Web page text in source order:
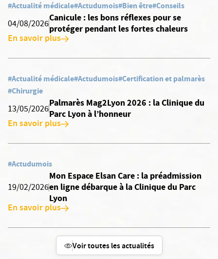
#Actualité médicale#Actudumois#Bien être#Conseils
04/08/2026
Canicule : les bons réflexes pour se
protéger pendant les fortes chaleurs
En savoir plus
#Actualité médicale#Actudumois#Certification et palmarès
#Chirurgie
13/05/2026
Palmarès Mag2Lyon 2026 : la Clinique du
Parc Lyon à l’honneur
En savoir plus
#Actudumois
19/02/2026
Mon Espace Elsan Care : la préadmission
en ligne débarque à la Clinique du Parc
Lyon
En savoir plus
Voir toutes les actualités